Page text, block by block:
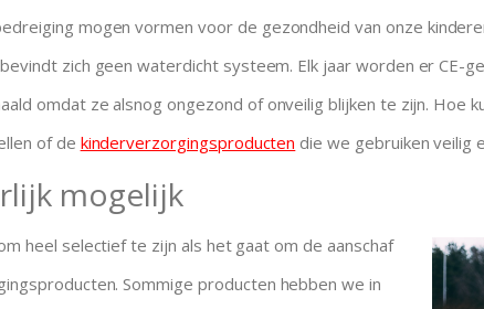
mogen vormen voor de gezondheid van onze
zich geen waterdicht systeem. Elk jaar worden er CE-
omdat ze alsnog ongezond of onveilig blijken te zijn. Hoe
of de kinderverzorgingsproducten die we gebruiken veilig
mogelijk
heel selectief te zijn als het gaat om de aanschaf
Sommige producten hebben we in